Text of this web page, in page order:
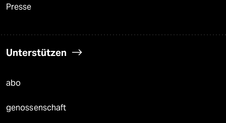
Presse
Unterstützen
abo
genossenschaft